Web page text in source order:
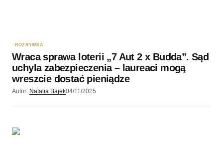
ROZRYWKA
Wraca sprawa loterii „7 Aut 2 x Budda”. Sąd
uchyla zabezpieczenia – laureaci mogą
wreszcie dostać pieniądze
Autor: Natalia Bajek04/11/2025